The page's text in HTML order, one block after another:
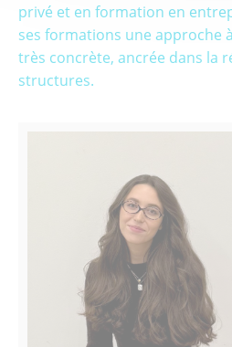
privé et en formation en
ses formations une approche
très concrète, ancrée dans la
structures.